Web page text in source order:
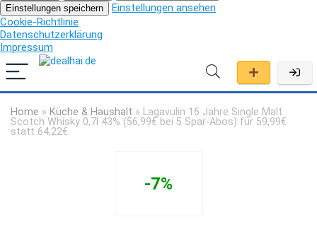
Einstellungen speichern
Einstellungen ansehen
Cookie-Richtlinie
Datenschutzerklärung
Impressum
Home » Küche & Haushalt » Lagavulin 16 Jahre Single Malt
Scotch Whisky 0,7l 43% (56,99€ bei 5 Spar-Abos) für 59,99€
statt 64,22€
-7%